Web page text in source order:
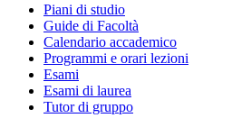
Piani di studio
Guide di Facoltà
Calendario accademico
Programmi e orari lezioni
Esami
Esami di laurea
Tutor di gruppo